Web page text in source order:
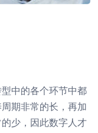
中的各个环节中都
期非常的长，再加
少，因此数字人才